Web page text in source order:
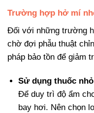
Trường hợp hở mí
Đối với những trường
chờ đợi phẫu thuật
pháp bảo tồn để giảm
Sử dụng thuốc
Để duy trì độ ẩm
bay hơi. Nên chọn